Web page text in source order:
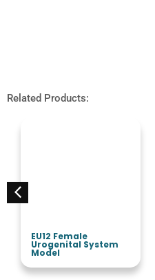
Related Products:
EU12 Female
Urogenital System
Model